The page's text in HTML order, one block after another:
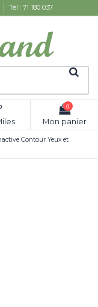
Tél : 71 180 037
0
Mon panier
Contour Yeux et